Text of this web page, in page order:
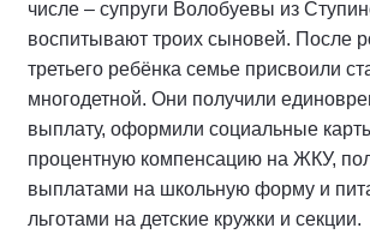
числе – супруги Волобуевы из
воспитывают троих сыновей. После
третьего ребёнка семье присвоили
многодетной. Они получили
выплату, оформили социальные
процентную компенсацию на ЖКУ,
выплатами на школьную форму и
льготами на детские кружки и секции.